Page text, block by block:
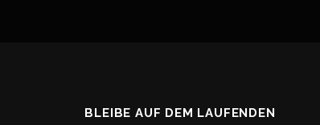
BLEIBE AUF DEM LAUFENDEN